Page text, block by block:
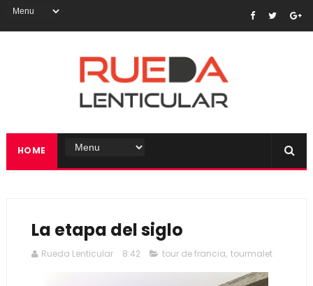
HOME
La etapa del siglo
Rueda Lenticular 8:42 tour de francia, tourmalet